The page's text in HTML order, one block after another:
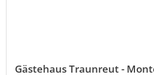
Gästehaus Traunreut -